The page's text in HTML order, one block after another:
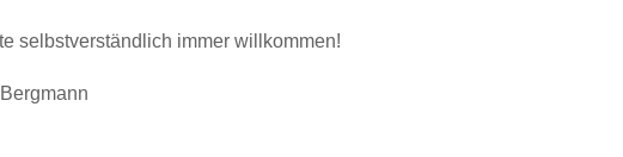
selbstverständlich immer willkommen!